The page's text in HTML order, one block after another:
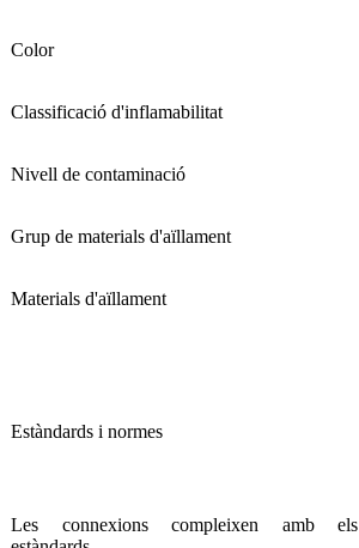
Color
Classificació d'inflamabilitat
Nivell de contaminació
Grup de materials d'aïllament
Materials d'aïllament
Estàndards i normes
Les connexions compleixen amb els